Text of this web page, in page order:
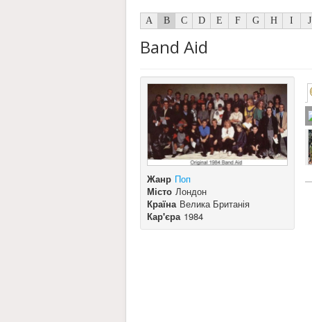
A B C D E F G H I J
Band Aid
Жанр Поп
Місто Лондон
Країна Велика Британія
Кар'єра 1984